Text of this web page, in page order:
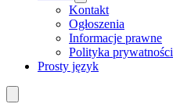
Kontakt
Ogłoszenia
Informacje prawne
Polityka prywatności
Prosty język